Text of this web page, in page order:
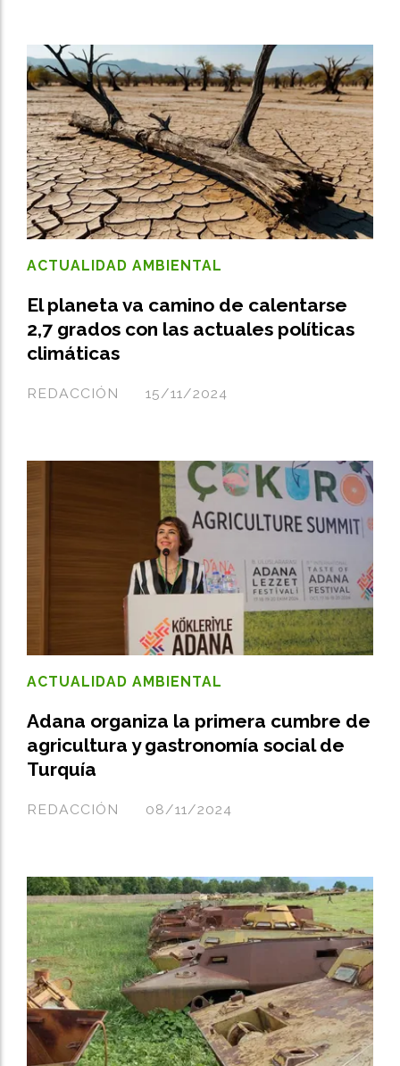
El planeta va camino de calentarse
2,7 grados con las actuales políticas
climáticas
REDACCIÓN
ACTUALIDAD AMBIENTAL
15/11/2024
Adana organiza la primera cumbre de
agricultura y gastronomía social de
Turquía
REDACCIÓN
ACTUALIDAD AMBIENTAL
08/11/2024